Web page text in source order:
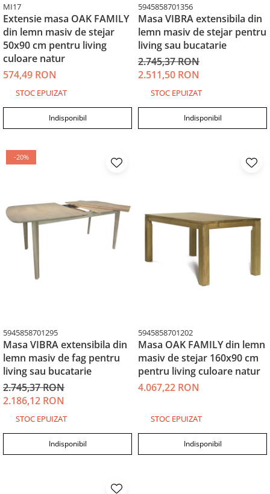
MI17
Extensie masa OAK FAMILY
din lemn masiv de stejar
50x90 cm pentru living
culoare natur
574,49 RON
STOC EPUIZAT
Indisponibil
5945858701356
Masa VIBRA extensibila din
lemn masiv de stejar pentru
living sau bucatarie
2.745,37 RON
2.511,50 RON
STOC EPUIZAT
Indisponibil
-20%
5945858701295
Masa VIBRA extensibila din
lemn masiv de fag pentru
living sau bucatarie
2.745,37 RON
2.186,12 RON
STOC EPUIZAT
Indisponibil
5945858701202
Masa OAK FAMILY din lemn
masiv de stejar 160x90 cm
pentru living culoare natur
4.067,22 RON
STOC EPUIZAT
Indisponibil